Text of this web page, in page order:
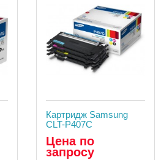
Картридж Samsung
CLT-P407C
Цена по
запросу